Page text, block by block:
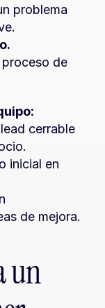
problema
de
de mejora.
un